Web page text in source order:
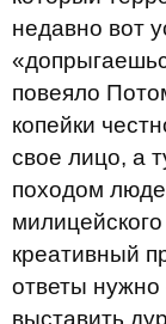
недавно вот
повеяло
копейки
свое лицо, а
походом
креативный
ответы
выставить